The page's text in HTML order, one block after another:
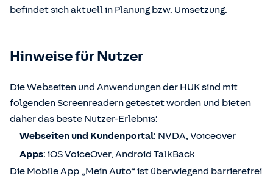
befindet sich aktuell in Planung bzw. Umsetzung.
Hinweise für Nutzer
Die Webseiten und Anwendungen der HUK sind mit
folgenden Screenreadern getestet worden und bieten
daher das beste Nutzer-Erlebnis:
Webseiten und Kundenportal: NVDA, Voiceover
Apps: iOS VoiceOver, Android TalkBack
Die Mobile App „Mein Auto“ ist überwiegend barrierefrei